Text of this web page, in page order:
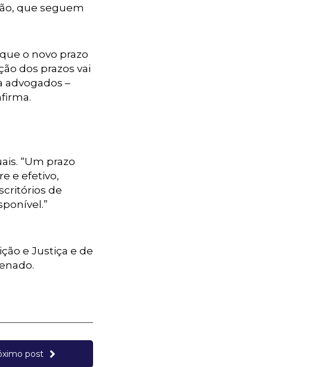
que seguem
o novo prazo
dos prazos vai
advogados –
“Um prazo
e efetivo,
de
e Justiça e de
post